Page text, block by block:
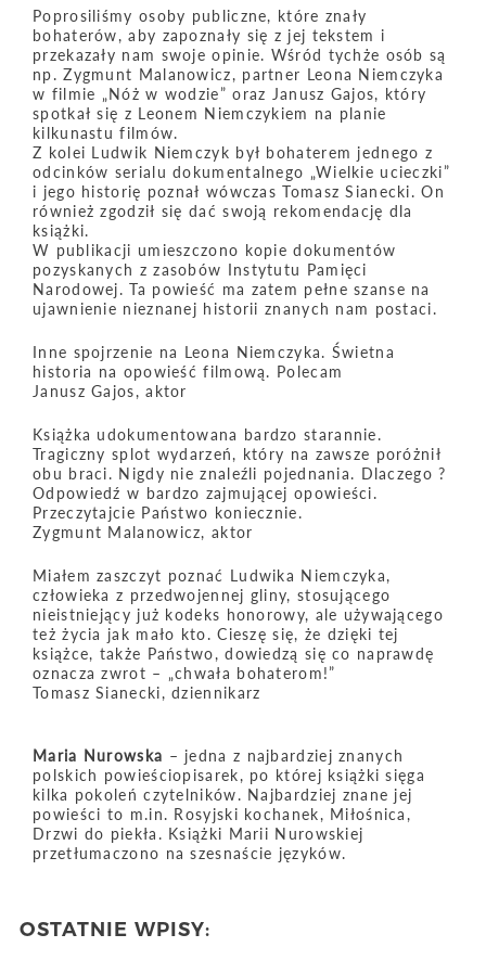
OSTATNIE WPISY:
Poprosiliśmy osoby publiczne, które znały
bohaterów, aby zapoznały się z jej tekstem i
przekazały nam swoje opinie. Wśród tychże osób są
np. Zygmunt Malanowicz, partner Leona Niemczyka
w filmie „Nóż w wodzie” oraz Janusz Gajos, który
spotkał się z Leonem Niemczykiem na planie
kilkunastu filmów.
Z kolei Ludwik Niemczyk był bohaterem jednego z
odcinków serialu dokumentalnego „Wielkie ucieczki”
i jego historię poznał wówczas Tomasz Sianecki. On
również zgodził się dać swoją rekomendację dla
książki.
W publikacji umieszczono kopie dokumentów
pozyskanych z zasobów Instytutu Pamięci
Narodowej. Ta powieść ma zatem pełne szanse na
ujawnienie nieznanej historii znanych nam postaci.
Inne spojrzenie na Leona Niemczyka. Świetna
historia na opowieść filmową. Polecam
Janusz Gajos, aktor
Książka udokumentowana bardzo starannie.
Tragiczny splot wydarzeń, który na zawsze poróżnił
obu braci. Nigdy nie znaleźli pojednania. Dlaczego ?
Odpowiedź w bardzo zajmującej opowieści.
Przeczytajcie Państwo koniecznie.
Zygmunt Malanowicz, aktor
Miałem zaszczyt poznać Ludwika Niemczyka,
człowieka z przedwojennej gliny, stosującego
nieistniejący już kodeks honorowy, ale używającego
też życia jak mało kto. Cieszę się, że dzięki tej
książce, także Państwo, dowiedzą się co naprawdę
oznacza zwrot – „chwała bohaterom!”
Tomasz Sianecki, dziennikarz
Maria Nurowska – jedna z najbardziej znanych
polskich powieściopisarek, po której książki sięga
kilka pokoleń czytelników. Najbardziej znane jej
powieści to m.in. Rosyjski kochanek, Miłośnica,
Drzwi do piekła. Książki Marii Nurowskiej
przetłumaczono na szesnaście języków.